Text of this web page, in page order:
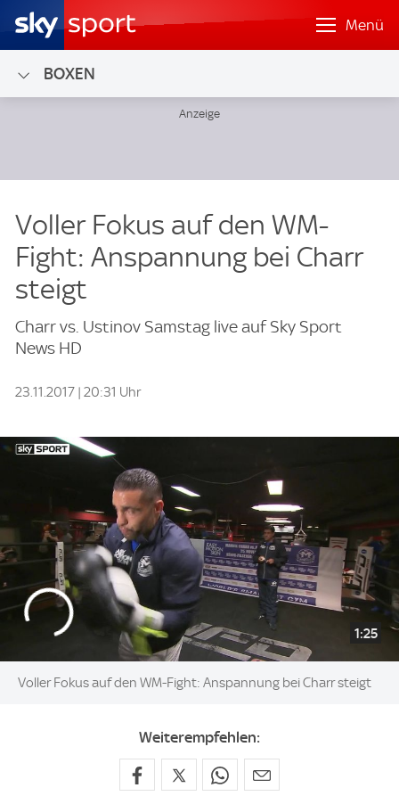
Menü
BOXEN
Voller Fokus auf den WM-
Fight: Anspannung bei Charr
steigt
Charr vs. Ustinov Samstag live auf Sky Sport
News HD
23.11.2017 | 20:31 Uhr
1:25
Voller Fokus auf den WM-Fight: Anspannung bei Charr steigt
Weiterempfehlen: